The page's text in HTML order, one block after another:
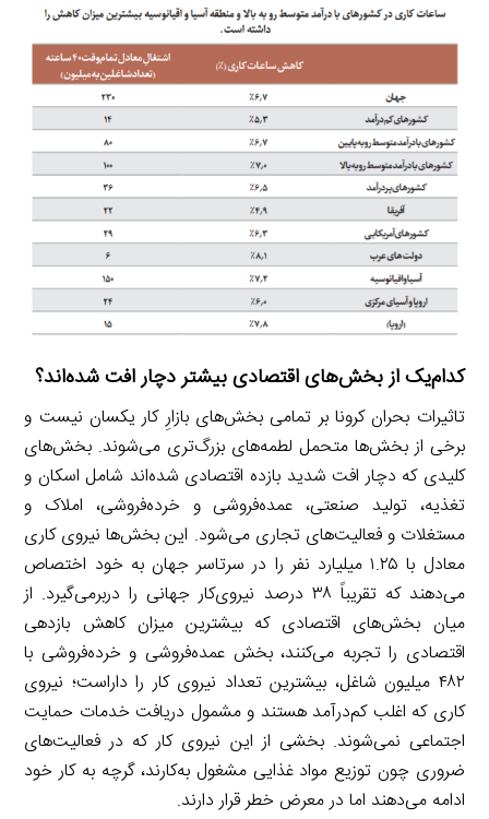
کدام‌یک از بخش‌های اقتصادی بیشتر دچار افت شده‌اند؟
تاثیرات بحران کرونا بر تمامی بخش‌های بازارِ کار یکسان نیست و
برخی از بخش‌ها متحمل لطمه‌های بزرگ‌تری می‌شوند. بخش‌های
کلیدی که دچار افت شدید بازده اقتصادی شده‌اند شامل اسکان و
تغذیه، تولید صنعتی، عمده‌فروشی و خرده‌فروشی، املاک و
مستغلات و فعالیت‌های تجاری می‌شود. این بخش‌ها نیروی کاری
معادل با ۱.۲۵ میلیارد نفر را در سرتاسر جهان به خود اختصاص
می‌دهند که تقریباً ۳۸ درصد نیروی‌کار جهانی را دربرمی‌گیرد. از
میان بخش‌های اقتصادی که بیشترین میزان کاهش بازدهی
اقتصادی را تجربه می‌کنند، بخش عمده‌فروشی و خرده‌فروشی با
۴۸۲ میلیون شاغل، بیشترین تعداد نیروی کار را داراست؛ نیروی
کاری که اغلب کم‌درآمد هستند و مشمول دریافت خدمات حمایت
اجتماعی نمی‌شوند. بخشی از این نیروی کار که در فعالیت‌های
ضروری چون توزیع مواد غذایی مشغول به‌کارند، گرچه به کار خود
ادامه می‌دهند اما در معرض خطر قرار دارند.